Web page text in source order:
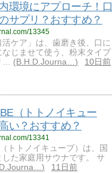
環境にアプローチ！口
サプリ？おすすめ？
13345
ケア」は、歯磨き後、口に
じませて使う、粉末タイプ
…
B.H.D.Journa…
10日前
（トトノイキュー
い？おすすめ？
13341
トトノイキューブ）は、国
た家庭用サウナです。 サ
11日前